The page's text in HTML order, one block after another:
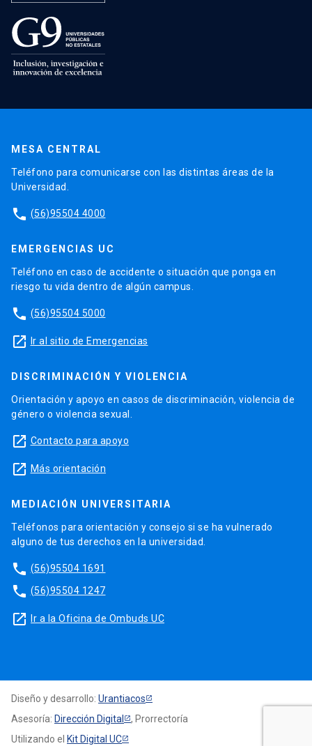
MESA CENTRAL
Teléfono para comunicarse con las distintas áreas de la
Universidad.
phone (56)95504 4000
EMERGENCIAS UC
Teléfono en caso de accidente o situación que ponga en
riesgo tu vida dentro de algún campus.
phone (56)95504 5000
launch Ir al sitio de Emergencias
DISCRIMINACIÓN Y VIOLENCIA
Orientación y apoyo en casos de discriminación, violencia de
género o violencia sexual.
launch Contacto para apoyo
launch Más orientación
MEDIACIÓN UNIVERSITARIA
Teléfonos para orientación y consejo si se ha vulnerado
alguno de tus derechos en la universidad.
phone (56)95504 1691
phone (56)95504 1247
launch Ir a la Oficina de Ombuds UC
Diseño y desarrollo: Urantiacos
Asesoría: Dirección Digital
, Prorrectoría
Utilizando el Kit Digital UC